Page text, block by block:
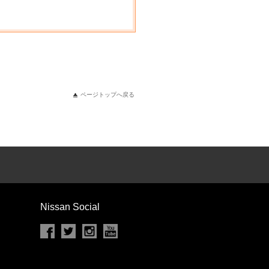
ページトップへ戻る
Nissan Social